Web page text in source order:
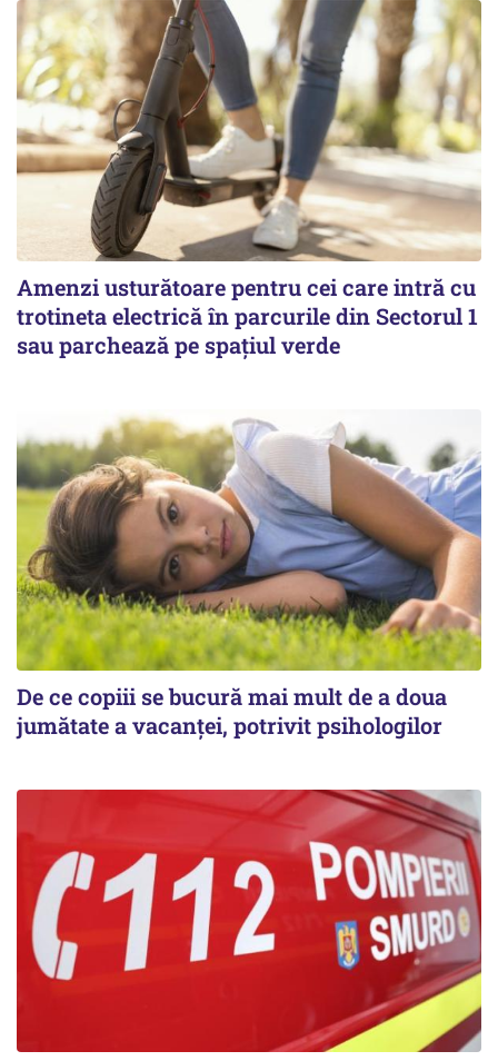
Amenzi usturătoare pentru cei care intră cu
trotineta electrică în parcurile din Sectorul 1
sau parchează pe spațiul verde
De ce copiii se bucură mai mult de a doua
jumătate a vacanței, potrivit psihologilor